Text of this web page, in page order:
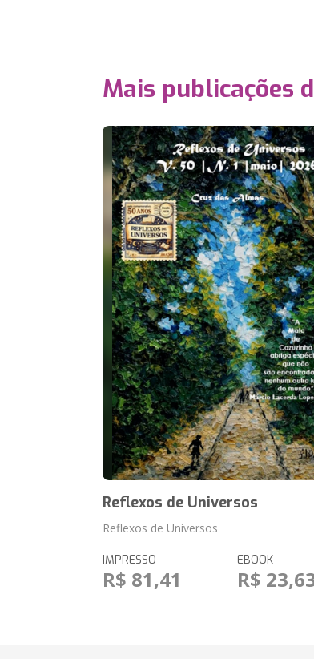
Mais publicações
Reflexos de Universos
Reflexos de Universos
IMPRESSO
R$ 81,41
EBOOK
R$